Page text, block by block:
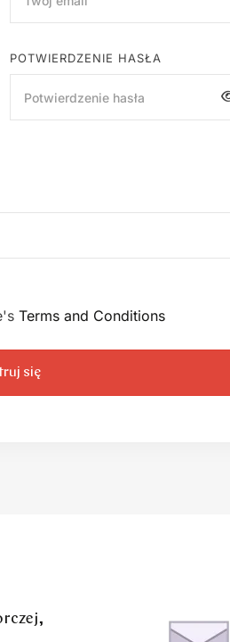
POTWIERDZENIE HASŁA
Terms and Conditions
się